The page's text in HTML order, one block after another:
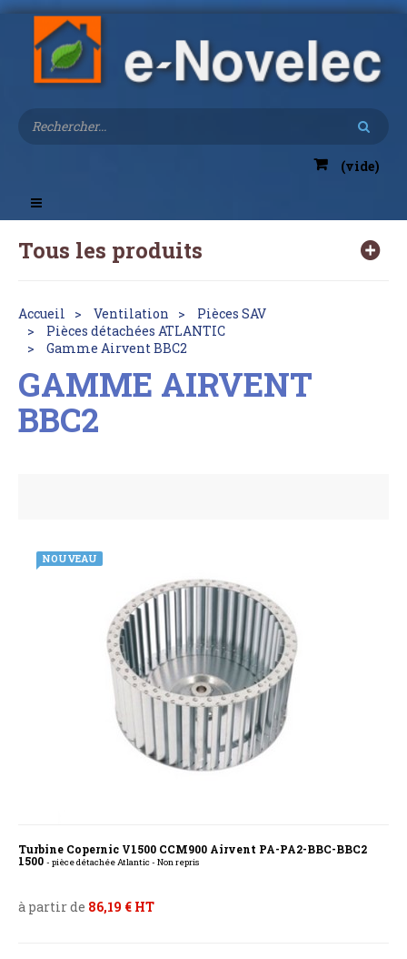
(vide)
Toggle
navigation
Tous les produits
Accueil Ventilation
Pièces SAV
Pièces détachées ATLANTIC
Gamme Airvent BBC2
GAMME AIRVENT
BBC2
NOUVEAU
Turbine Copernic V1500 CCM900 Airvent PA-PA2-BBC-BBC2
1500 - pièce détachée Atlantic - Non repris
à partir de 86,19 € HT